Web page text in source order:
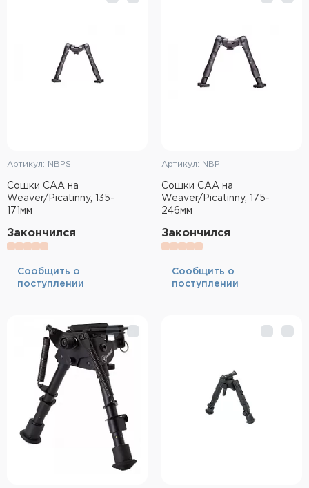
Артикул: NBPS
Сошки CAA на
Weaver/Picatinny, 135-
171мм
Закончился
Cообщить о
поступлении
Артикул: NBP
Сошки CAA на
Weaver/Picatinny, 175-
246мм
Закончился
Cообщить о
поступлении